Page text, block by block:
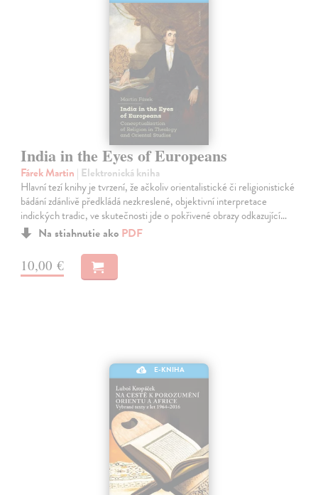
India in the Eyes of Europeans
Fárek Martin | Elektronická kniha
Hlavní tezí knihy je tvrzení, že ačkoliv orientalistické či religionistické
bádání zdánlivě předkládá nezkreslené, objektivní interpretace
indických tradic, ve skutečnosti jde o pokřivené obrazy odkazující…
Na stiahnutie ako PDF
10,00 €
E-KNIHA